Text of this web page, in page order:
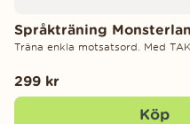
Språkträning
Träna enkla motsatsord. Med
299 kr
Köp